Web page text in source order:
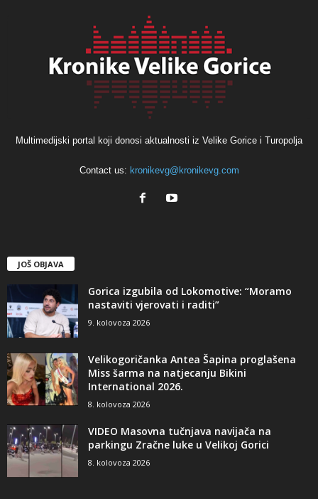
Multimedijski portal koji donosi aktualnosti iz Velike Gorice i Turopolja
Contact us: kronikevg@kronikevg.com
JOŠ OBJAVA
Gorica izgubila od Lokomotive: “Moramo
nastaviti vjerovati i raditi”
9. kolovoza 2026
Velikogoričanka Antea Šapina proglašena
Miss šarma na natjecanju Bikini
International 2026.
8. kolovoza 2026
VIDEO Masovna tučnjava navijača na
parkingu Zračne luke u Velikoj Gorici
8. kolovoza 2026